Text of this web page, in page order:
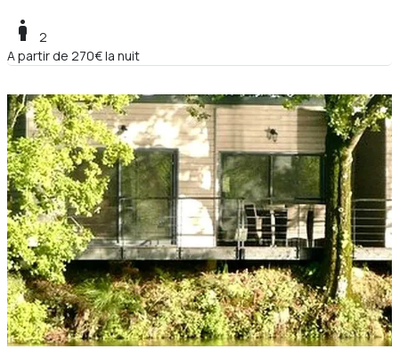
boy
2
A partir de 270€ la nuit